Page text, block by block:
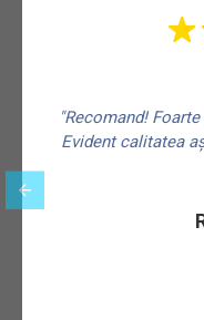
"Recomand!
Evident calitatea